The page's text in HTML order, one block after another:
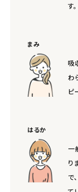
す。
まみ
吸
わ
ピ
はるか
一
り
で